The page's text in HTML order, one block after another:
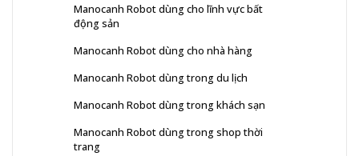
Manocanh Robot dùng cho lĩnh vực bất
động sản
Manocanh Robot dùng cho nhà hàng
Manocanh Robot dùng trong du lịch
Manocanh Robot dùng trong khách sạn
Manocanh Robot dùng trong shop thời
trang